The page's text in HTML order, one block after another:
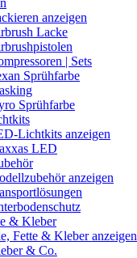
anzeigen
Lacke
| Sets
Sprühfarbe
Sprühfarbe
Lichtkits anzeigen
LED
anzeigen
& Kleber
Fette & Kleber anzeigen
& Co.